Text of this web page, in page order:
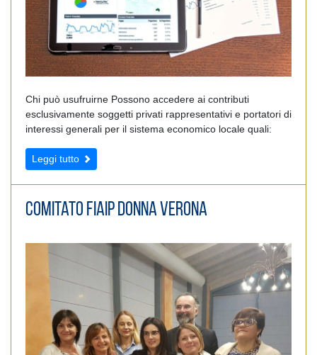
Chi può usufruirne Possono accedere ai contributi
esclusivamente soggetti privati rappresentativi e portatori di
interessi generali per il sistema economico locale quali:
Leggi tutto
Comitato FIAIP Donna Verona